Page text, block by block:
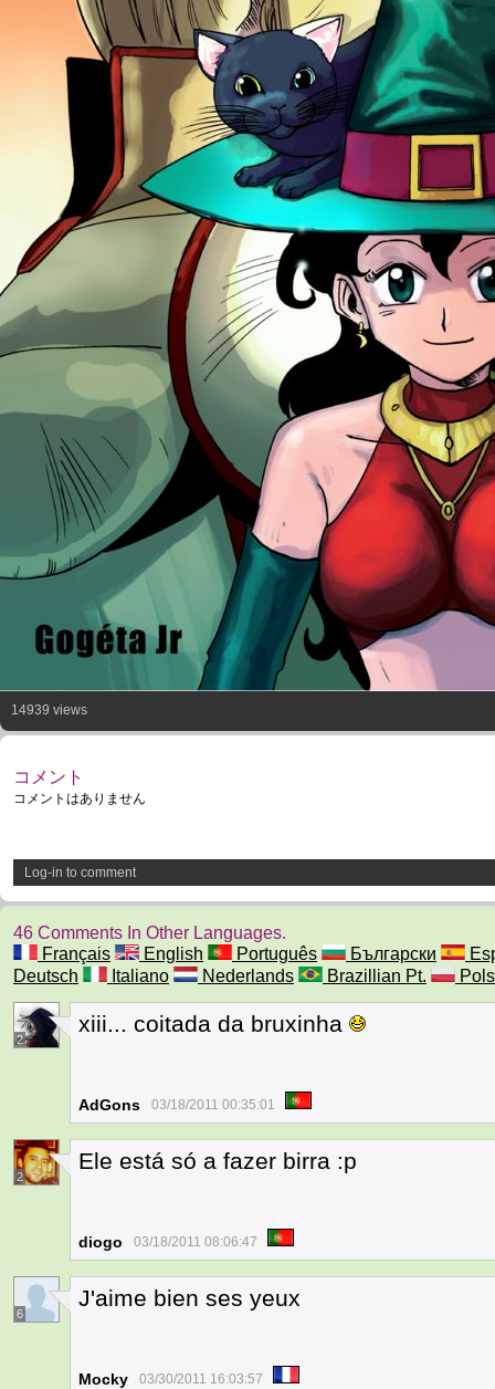
14939 views
コメント
コメントはありません
Log-in to comment
46 Comments In Other Languages.
Français
English Português Български
Deutsch
Italiano Nederlands Brazillian Pt.
2
xiii... coitada da bruxinha
AdGons 03/18/2011 00:35:01
2
Ele está só a fazer birra :p
diogo 03/18/2011 08:06:47
6
J'aime bien ses yeux
Mocky 03/30/2011 16:03:57